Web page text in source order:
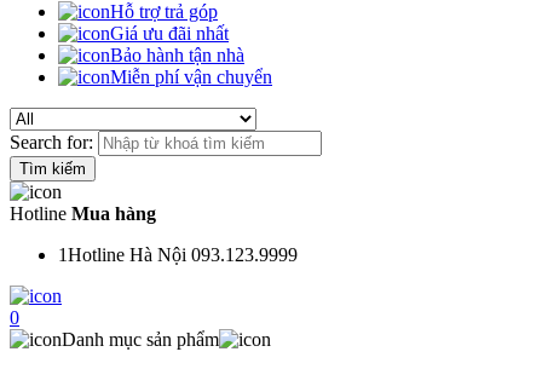
Hỗ trợ trả góp
Giá ưu đãi nhất
Bảo hành tận nhà
Miễn phí vận chuyển
Search for:
Hotline Mua hàng
1Hotline Hà Nội 093.123.9999
0
Danh mục sản phẩm